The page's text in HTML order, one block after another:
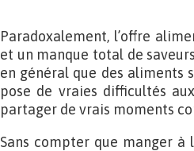
Paradoxalement, l’offre
et un manque total de
en général que des aliments
pose de vraies difficultés
partager de vrais moments
Sans compter que manger